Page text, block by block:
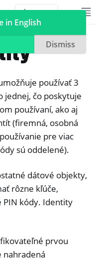
používať 3
jednej, čo poskytuje
používaní, ako aj
(firemná, osobná
pre viac
sú oddelené).
dátové objekty,
rôzne kľúče,
PIN kódy. Identity
prvou
nahradená
in English
Dismiss